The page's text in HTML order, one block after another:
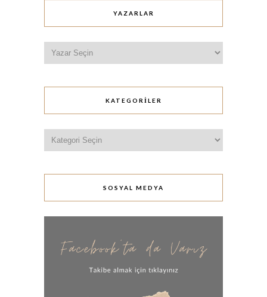
YAZARLAR
KATEGORILER
SOSYAL MEDYA